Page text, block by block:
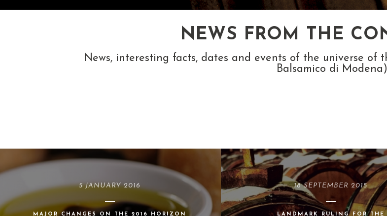
NEWS FROM THE
News, interesting facts, dates and events of the universe of
Balsamico di Modena)
5 JANUARY 2016
MAJOR CHANGES ON THE 2016 HORIZON
18 SEPTEMBER 2015
LANDMARK RULING FOR THE